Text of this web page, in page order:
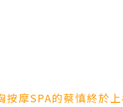
摩SPA的蔡慎終於